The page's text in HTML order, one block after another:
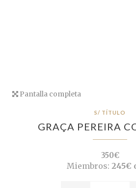
Pantalla completa
S/ TÍTULO
GRAÇA PEREIRA
350€
Miembros: 245€